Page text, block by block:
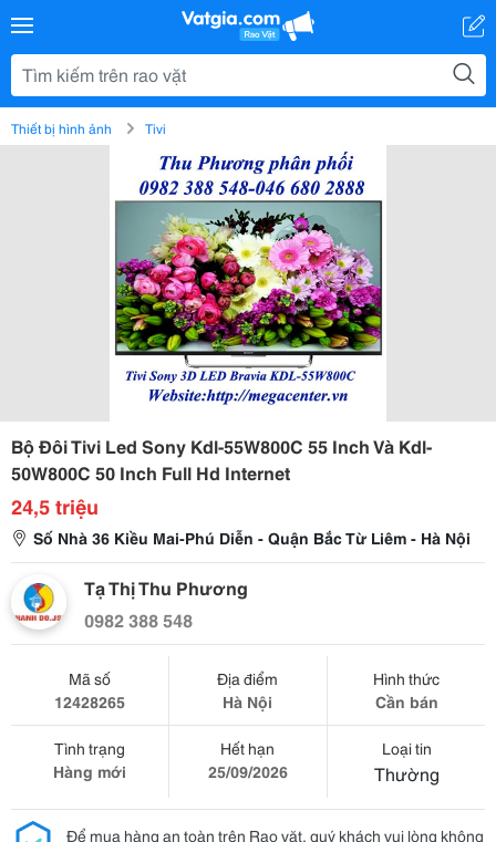
Thiết bị hình ảnh Tivi
Bộ Đôi Tivi Led Sony Kdl-55W800C 55 Inch Và Kdl-
50W800C 50 Inch Full Hd Internet
24,5 triệu
Số Nhà 36 Kiều Mai-Phú Diễn - Quận Bắc Từ Liêm - Hà Nội
Tạ Thị Thu Phương
0982 388 548
Mã số
12428265
Địa điểm
Hà Nội
Hình thức
Cần bán
Tình trạng
Hàng mới
Hết hạn
25/09/2026
Loại tin
Thường
Để mua hàng an toàn trên Rao vặt, quý khách vui lòng không